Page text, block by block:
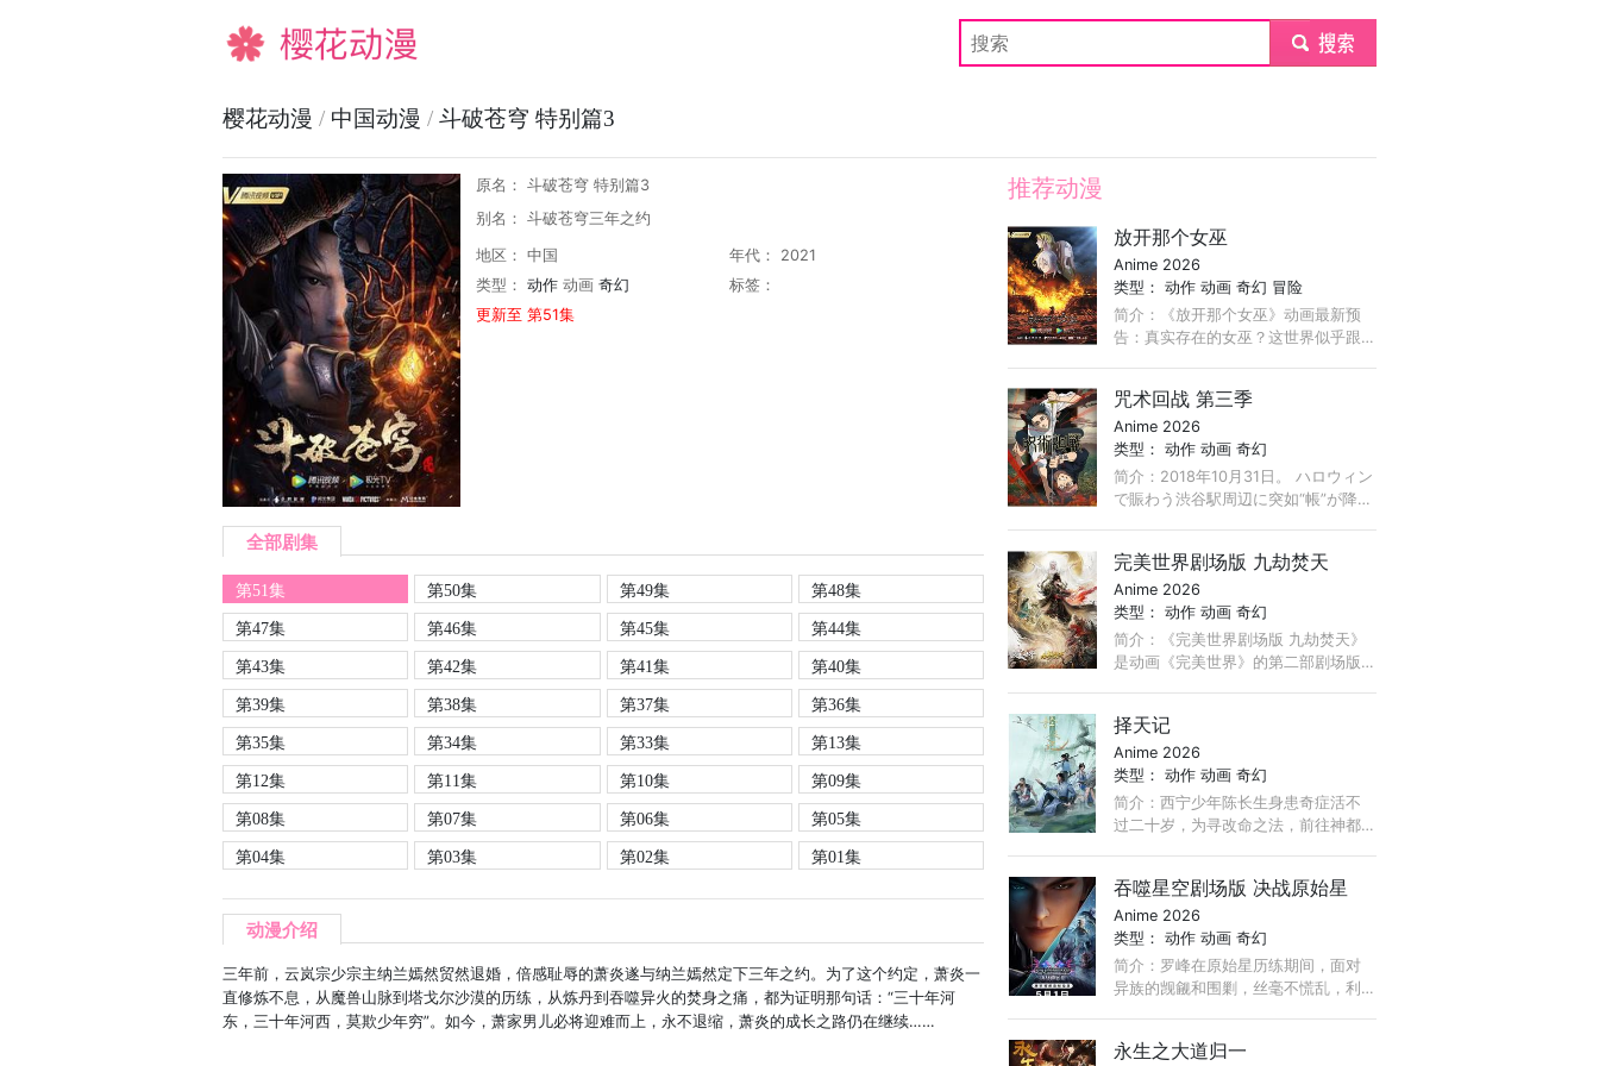
樱花动漫 submit
樱花动漫 / 中国动漫 / 斗破苍穹 特别篇3
原名： 斗破苍穹 特别篇3
别名： 斗破苍穹三年之约
地区： 中国
年代： 2021
类型： 动作 动画 奇幻
标签：
更新至 第51集
全部剧集
第51集 第50集 第49集
第48集
第47集
第46集 第45集
第44集
第43集
第42集 第41集
第40集
第39集
第38集 第37集
第36集
第35集
第34集 第33集
第13集
第12集
第11集 第10集
第09集
第08集
第07集 第06集
第05集
第04集
第03集 第02集 第01集
动漫介绍
三年前，云岚宗少宗主纳兰嫣然贸然退婚，倍感耻辱的萧炎遂与纳兰嫣然定下三年之约。为了这个约定，萧炎一
直修炼不息，从魔兽山脉到塔戈尔沙漠的历练，从炼丹到吞噬异火的焚身之痛，都为证明那句话：“三十年河
东，三十年河西，莫欺少年穷”。如今，萧家男儿必将迎难而上，永不退缩，萧炎的成长之路仍在继续……
推荐动漫
放开那个女巫
Anime 2026
类型：动作 动画 奇幻 冒险
简介：《放开那个女巫》动画最新预
告：真实存在的女巫？这世界似乎跟
咒术回战 第三季
Anime 2026
类型：动作 动画 奇幻
简介：2018年10月31日。 ハロウィン
で賑わう渋谷駅周辺に突如“帳”が降ろ
の呪術師・五条悟。 ...
完美世界剧场版 九劫焚天
Anime 2026
类型：动作 动画 奇幻
简介：《完美世界剧场版 九劫焚天》
是动画《完美世界》的第二部剧场版
望。荒天帝石昊以一滴真血化作分
身， ...
择天记
Anime 2026
类型：动作 动画 奇幻
简介：西宁少年陈长生身患奇症活不
过二十岁，为寻改命之法，前往神都
国教学院。陈长生凭借三千道藏， ...
吞噬星空剧场版 决战原始星
Anime 2026
类型：动作 动画 奇幻
简介：罗峰在原始星历练期间，面对
异族的觊觎和围剿，丝毫不慌乱，利
宙！”那柄有着震撼人心的美丽战刀，
永生之大道归一